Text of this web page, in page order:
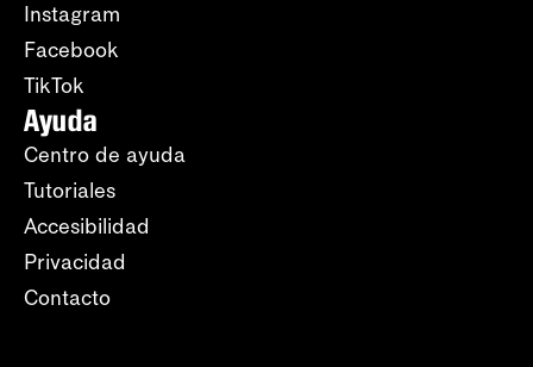
Instagram
Facebook
TikTok
Ayuda
Centro de ayuda
Tutoriales
Accesibilidad
Privacidad
Contacto